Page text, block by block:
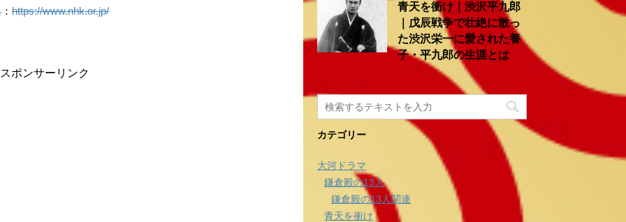
https://www.nhk.or.jp/
スポンサーリンク
青天を衝け｜渋沢平九郎
｜戊辰戦争で壮絶に散っ
た渋沢栄一に愛された養
子・平九郎の生涯とは
カテゴリー
大河ドラマ
鎌倉殿の13人
鎌倉殿の13人関連
青天を衝け